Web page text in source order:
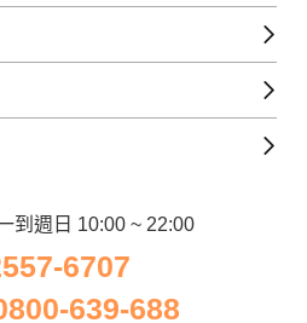
到週日 10:00 ~ 22:00
6707
639-688